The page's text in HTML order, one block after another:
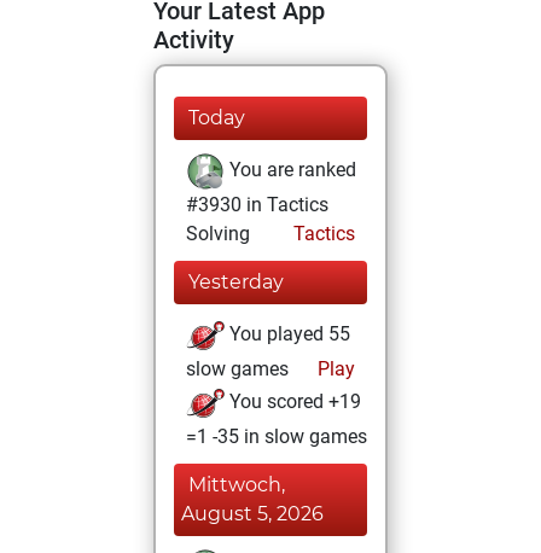
Your Latest App
Activity
Today
You are ranked
#3930 in Tactics
Solving
Tactics
Yesterday
You played 55
slow games
Play
You scored +19
=1 -35 in slow games
Mittwoch,
August 5, 2026